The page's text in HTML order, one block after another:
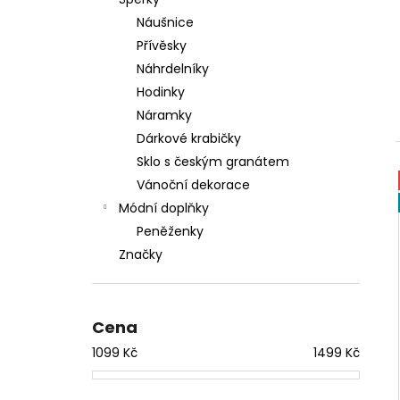
Náušnice
Přívěsky
Náhrdelníky
Hodinky
Náramky
Dárkové krabičky
Sklo s českým granátem
Vánoční dekorace
Módní doplňky
Peněženky
Značky
Cena
1099 Kč 1499 Kč
HUGO BOSS ASOLO PÁNSKÁ PENĚŽENKA
1 749 Kč
Původně:2 699 Kč